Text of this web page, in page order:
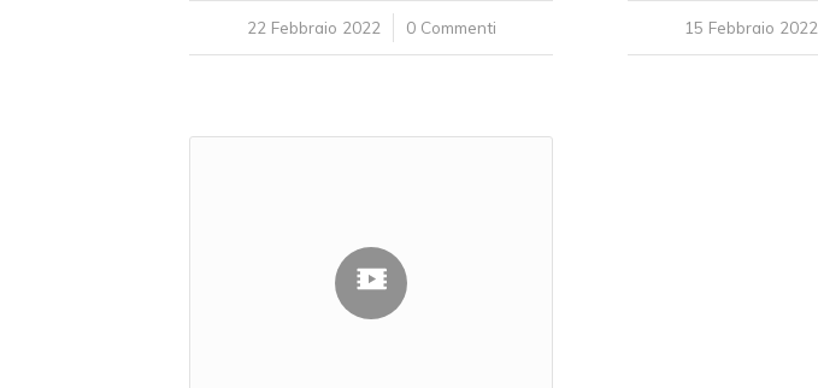
22 Febbraio 2022
/ 0 Commenti 15 Febbraio 2022
/